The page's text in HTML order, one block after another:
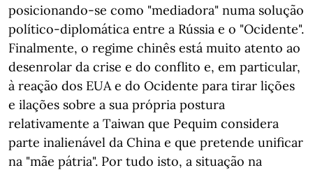
posicionando-se como "mediadora" numa solução
político-diplomática entre a Rússia e o "Ocidente".
Finalmente, o regime chinês está muito atento ao
desenrolar da crise e do conflito e, em particular,
à reação dos EUA e do Ocidente para tirar lições
e ilações sobre a sua própria postura
relativamente a Taiwan que Pequim considera
parte inalienável da China e que pretende unificar
na "mãe pátria". Por tudo isto, a situação na